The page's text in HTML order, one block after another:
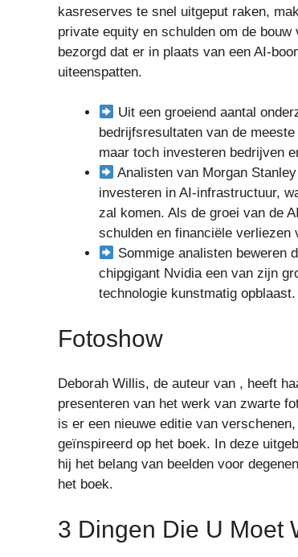
kasreserves te snel uitgeput raken,
private equity en schulden om de
bezorgd dat er in plaats van een AI-
uiteenspatten.
Uit een groeiend aantal
bedrijfsresultaten van de
maar toch investeren bedrijven
Analisten van Morgan
investeren in AI-infrastructuur,
zal komen. Als de groei van de
schulden en financiële verliezen
Sommige analisten beweren
chipgigant Nvidia een van zijn
technologie kunstmatig opblaast.
Fotoshow
Deborah Willis, de auteur van , heeft
presenteren van het werk van zwarte
is er een nieuwe editie van
geïnspireerd op het boek. In deze
hij het belang van beelden voor
het boek.
3 Dingen Die U Moet